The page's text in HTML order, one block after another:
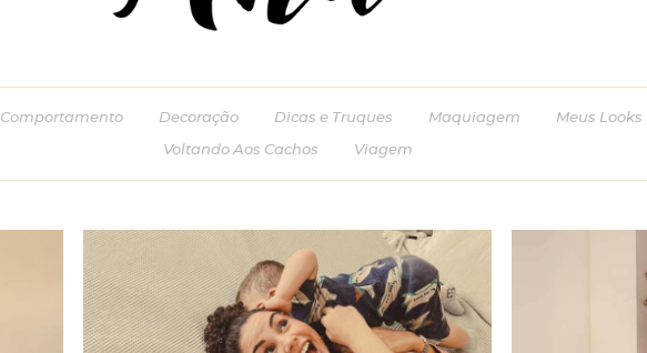
Comportamento Decoração Dicas e Truques Maquiagem Meus Looks
Voltando Aos Cachos Viagem